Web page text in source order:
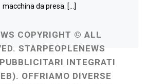
macchina da presa. […]
COPYRIGHT © ALL
STARPEOPLENEWS
INTEGRATI
OFFRIAMO DIVERSE